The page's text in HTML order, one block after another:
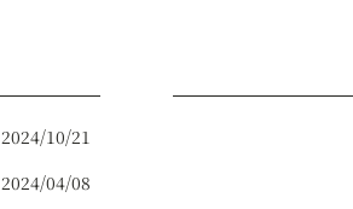
2024/10/21
2024/04/08